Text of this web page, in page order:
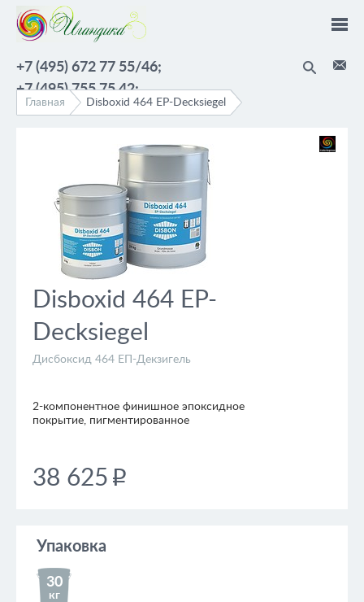
Перейти к основному содержанию
+7 (495) 672 77 55/46;
+7 (495) 755 75 42;
Главная Disboxid 464 EP-Decksiegel
Disboxid 464 EP-
Decksiegel
Дисбоксид 464 ЕП-Декзигель
2-компонентное финишное эпоксидное
покрытие, пигментированное
38 625 p
Упаковка
30
кг